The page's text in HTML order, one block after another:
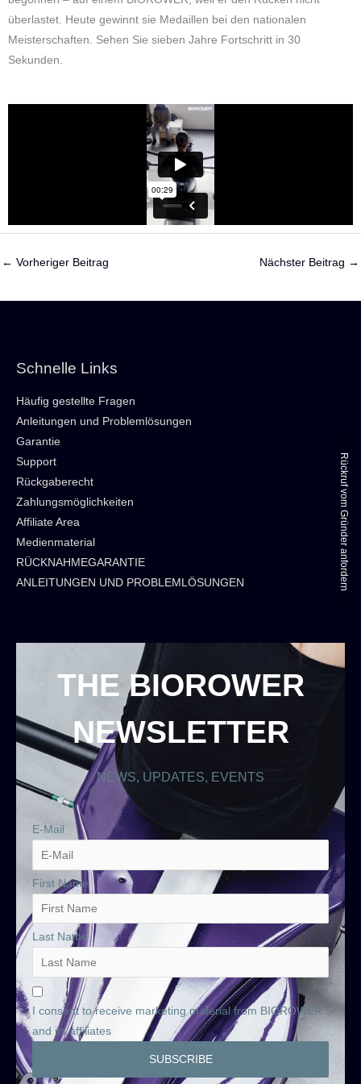
überlastet. Heute gewinnt sie Medaillen bei den nationalen
Meisterschaften. Sehen Sie sieben Jahre Fortschritt in 30
Sekunden.
← Vorheriger Beitrag Nächster Beitrag →
Schnelle Links
Häufig gestellte Fragen
Anleitungen und Problemlösungen
Garantie
Support
Rückgaberecht
Zahlungsmöglichkeiten
Affiliate Area
Medienmaterial
RÜCKNAHMEGARANTIE
ANLEITUNGEN UND PROBLEMLÖSUNGEN
THE BIOROWER
NEWSLETTER
NEWS, UPDATES, EVENTS
E-Mail
First Name
Last Name
I consent to receive marketing material from BIOROWER
and its affiliates
Rückruf vom Gründer anfordern